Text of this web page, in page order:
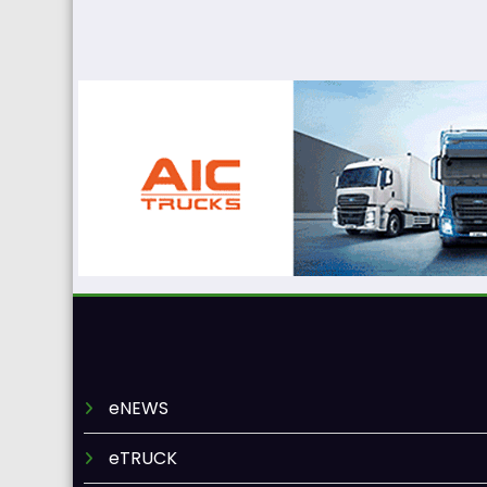
eNEWS
eTRUCK